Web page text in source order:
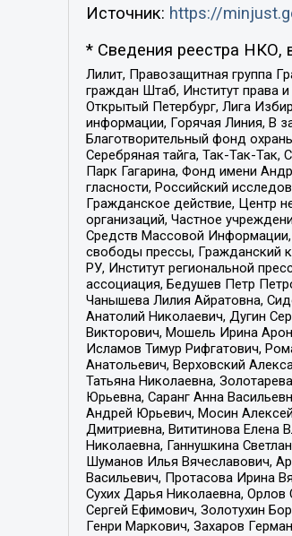
Источник: https://
* Сведения реестра НКО,
Лилит, Правозащитная группа
граждан Штаб, Институт права
Открытый Петербург, Лига
информации, Горячая Линия, В
Благотворительный фонд
Серебряная тайга, Так-Так-
Парк Гагарина, Фонд имени
гласности, Российский
Гражданское действие, Центр
организаций, Частное
Средств Массовой Информации,
свободы прессы, Гражданский
РУ, Институт региональной
ассоциация, Бедушев Петр
Чанышева Лилия Айратовна,
Анатолий Николаевич, Дугин
Викторович, Мошель Ирина
Исламов Тимур Рифгатович,
Анатольевич, Верховский
Татьяна Николаевна,
Юрьевна, Саранг Анна
Андрей Юрьевич, Мосин
Дмитриевна, Вититинова Елена
Николаевна, Ганнушкина
Шуманов Илья Вячеславович,
Васильевич, Протасова Ирина
Сухих Дарья Николаевна,
Сергей Ефимович, Золотухин
Генри Маркович, Захаров